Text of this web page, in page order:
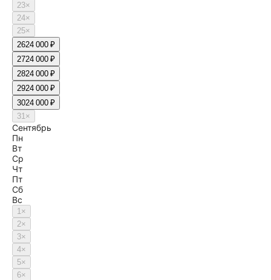
23×
24×
25×
2624 000 ₽
2724 000 ₽
2824 000 ₽
2924 000 ₽
3024 000 ₽
31×
Сентябрь
Пн
Вт
Ср
Чт
Пт
Сб
Вс
1×
2×
3×
4×
5×
6×